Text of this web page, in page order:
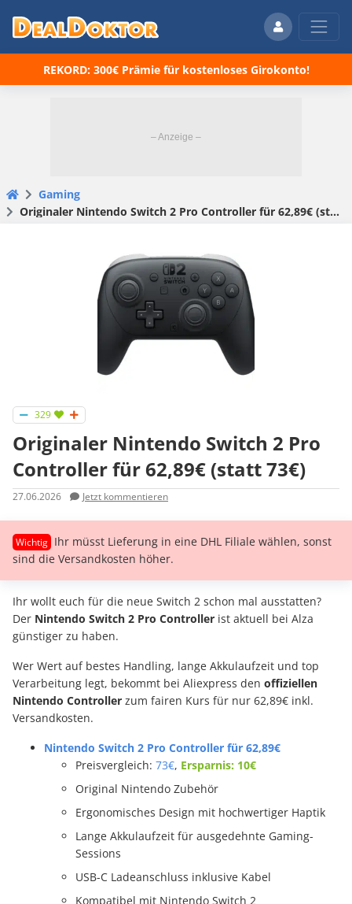
REKORD: 300€ Prämie für kostenloses Girokonto!
Gaming
Originaler Nintendo Switch 2 Pro Controller für 62,89€ (statt 73€)
329
Originaler Nintendo Switch 2 Pro
Controller für 62,89€ (statt 73€)
27.06.2026 Jetzt kommentieren
Ihr müsst Lieferung in eine DHL Filiale wählen, sonst
sind die Versandkosten höher.
Ihr wollt euch für die neue Switch 2 schon mal ausstatten?
Der Nintendo Switch 2 Pro Controller ist aktuell bei Alza
günstiger zu haben.
Wer Wert auf bestes Handling, lange Akkulaufzeit und top
Verarbeitung legt, bekommt bei Aliexpress den offiziellen
Nintendo Controller zum fairen Kurs für nur 62,89€ inkl.
Versandkosten.
Nintendo Switch 2 Pro Controller für 62,89€
Preisvergleich: 73€, Ersparnis: 10€
Original Nintendo Zubehör
Ergonomisches Design mit hochwertiger Haptik
Lange Akkulaufzeit für ausgedehnte Gaming-
Sessions
USB-C Ladeanschluss inklusive Kabel
Kompatibel mit Nintendo Switch 2